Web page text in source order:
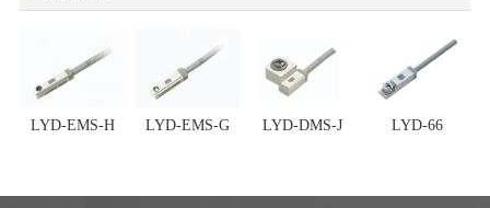
LYD-EMS-H LYD-EMS-G LYD-DMS-J LYD-66